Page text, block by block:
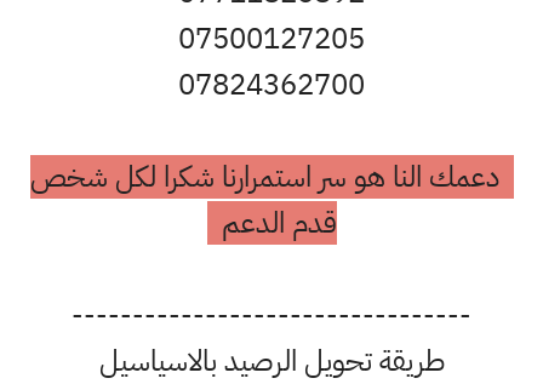
07500127205
07824362700
دعمك النا هو سر استمرارنا شكرا لكل شخص
قدم الدعم
---------------------------------
طريقة تحويل الرصيد بالاسياسيل